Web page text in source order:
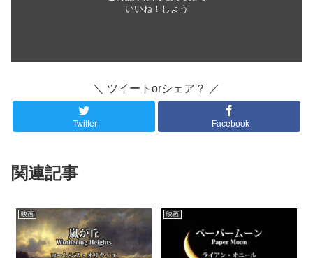
いいね！しよう
＼ ツイートorシェア？ ／
Twitter Facebook
関連記事
映画 映画